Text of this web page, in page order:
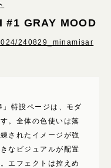
#1 GRAY MOOD
240829_minamisar
特設ページは、モダ
。全体の色使いは落
されたイメージが強
なビジュアルが配置
エフェクトは控えめ
クス･スクロールエフェクト
ング